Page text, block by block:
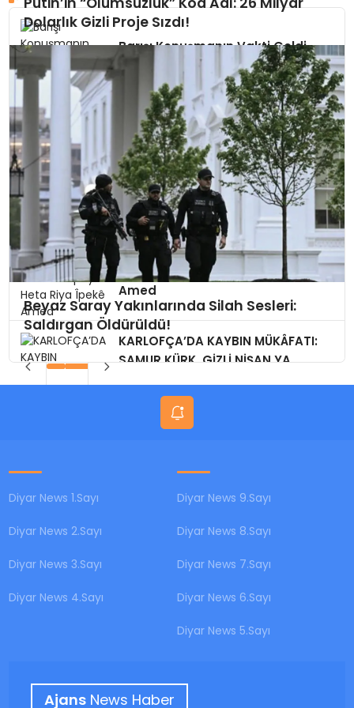
Dolarlık Gizli Proje Sızdı!
Beyaz Saray Yakınlarında Silah Sesleri:
Saldırgan Öldürüldü!
Barışı Konuşmanın Vakti Geldi
KİTAP KAPANDI, DOSYA
KAPANMADI
KAHRAMANLIK CEPHEDE YAZILDI,
VEFA GÜVENPARK’TA SINANIYOR
Ji Gobeklîtepeyê Heta Riya Îpekê
Amed
KARLOFÇA’DA KAYBIN MÜKÂFATI:
SAMUR KÜRK, GİZLİ NİŞAN,YA
Diyar News 1.Sayı
Diyar News 2.Sayı
Diyar News 3.Sayı
Diyar News 4.Sayı
Diyar News 9.Sayı
Diyar News 8.Sayı
Diyar News 7.Sayı
Diyar News 6.Sayı
Diyar News 5.Sayı
Ajans News Haber